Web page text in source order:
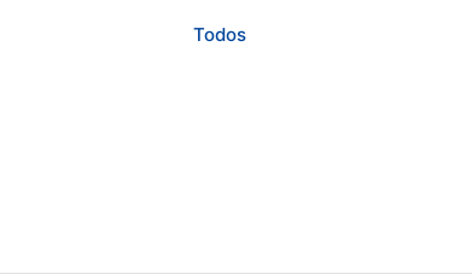
Todos